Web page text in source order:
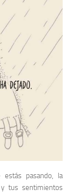
pasando, la
tus sentimientos